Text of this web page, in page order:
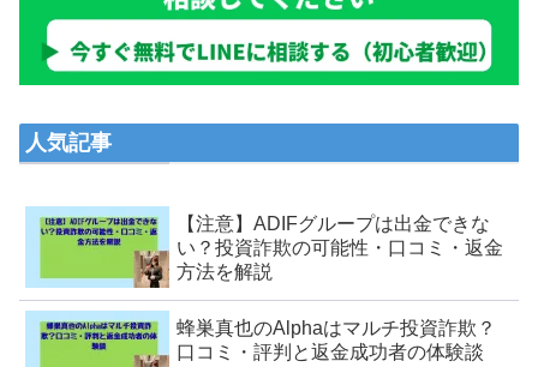
人気記事
【注意】ADIFグループは出金できな
い？投資詐欺の可能性・口コミ・返金
方法を解説
蜂巣真也のAlphaはマルチ投資詐欺？
口コミ・評判と返金成功者の体験談